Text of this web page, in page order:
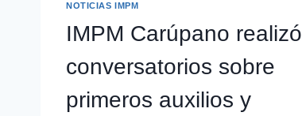
NOTICIAS IMPM
IMPM Carúpano realizó
conversatorios sobre
primeros auxilios y